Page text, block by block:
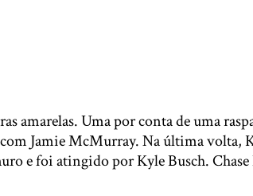
amarelas. Uma por conta de uma
Jamie McMurray. Na última volta,
e foi atingido por Kyle Busch.